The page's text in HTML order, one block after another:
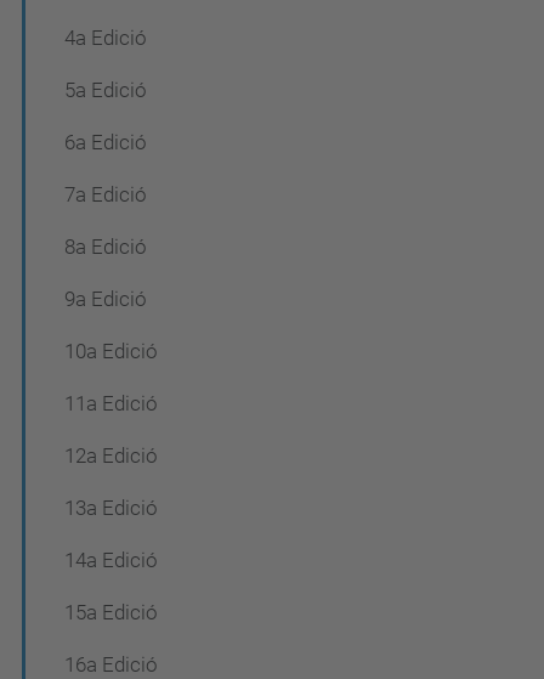
4a Edició
5a Edició
6a Edició
7a Edició
8a Edició
9a Edició
10a Edició
11a Edició
12a Edició
13a Edició
14a Edició
15a Edició
16a Edició